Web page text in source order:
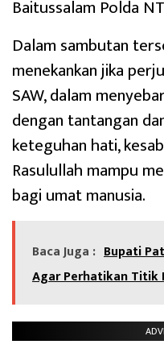
Baitussalam Polda
Dalam sambutan
menekankan jika
SAW, dalam
dengan tantangan
keteguhan hati,
Rasulullah mampu
bagi umat manusia.
Baca Juga : Bupati
Agar Perhatikan Titik